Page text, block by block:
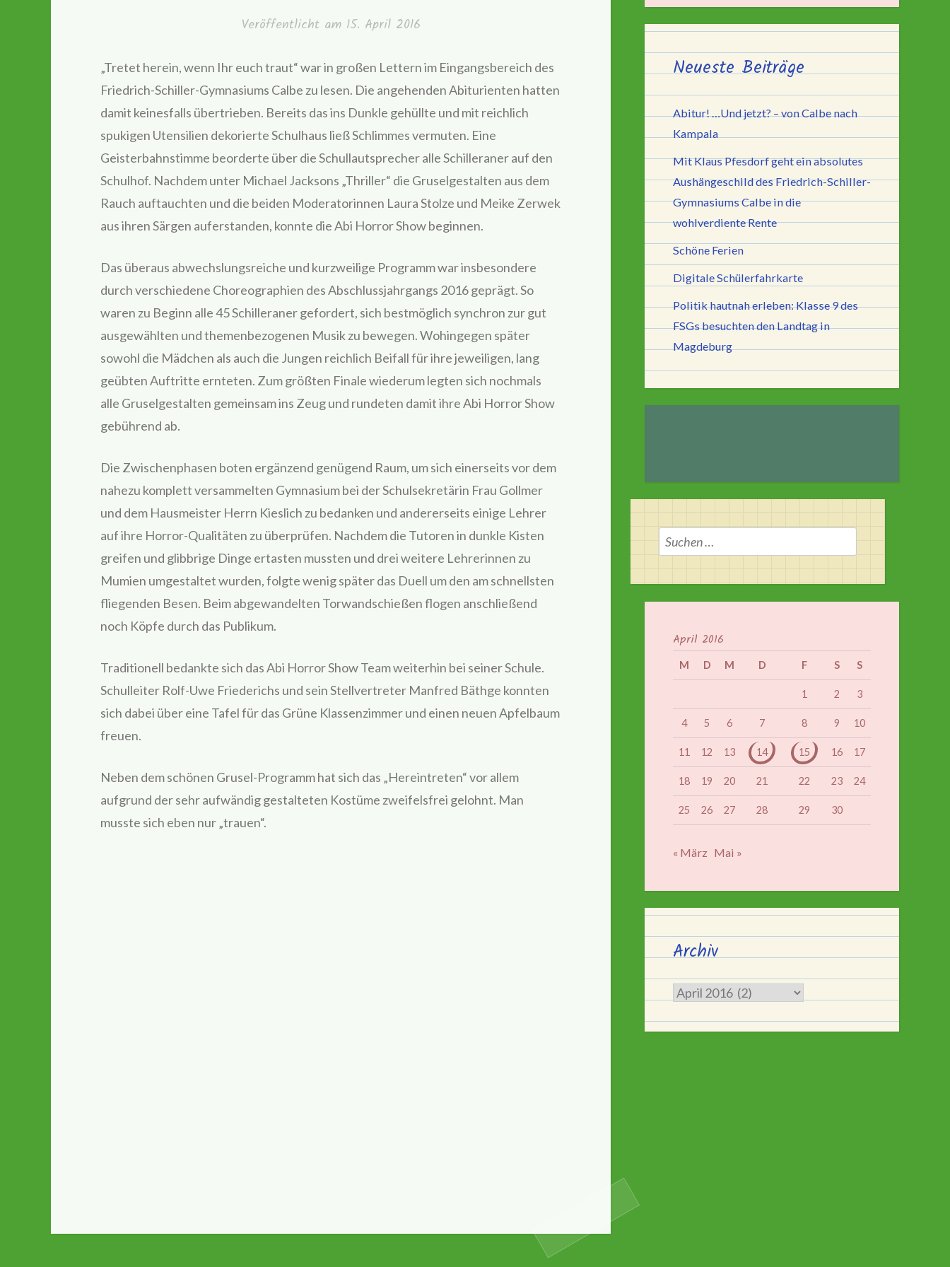
Veröffentlicht am 15. April 2016
„Tretet herein, wenn Ihr euch traut“ war in großen Lettern im Eingangsbereich des
Friedrich-Schiller-Gymnasiums Calbe zu lesen. Die angehenden Abiturienten hatten
damit keinesfalls übertrieben. Bereits das ins Dunkle gehüllte und mit reichlich
spukigen Utensilien dekorierte Schulhaus ließ Schlimmes vermuten. Eine
Geisterbahnstimme beorderte über die Schullautsprecher alle Schilleraner auf den
Schulhof. Nachdem unter Michael Jacksons „Thriller“ die Gruselgestalten aus dem
Rauch auftauchten und die beiden Moderatorinnen Laura Stolze und Meike Zerwek
aus ihren Särgen auferstanden, konnte die Abi Horror Show beginnen.
Das überaus abwechslungsreiche und kurzweilige Programm war insbesondere
durch verschiedene Choreographien des Abschlussjahrgangs 2016 geprägt. So
waren zu Beginn alle 45 Schilleraner gefordert, sich bestmöglich synchron zur gut
ausgewählten und themenbezogenen Musik zu bewegen. Wohingegen später
sowohl die Mädchen als auch die Jungen reichlich Beifall für ihre jeweiligen, lang
geübten Auftritte ernteten. Zum größten Finale wiederum legten sich nochmals
alle Gruselgestalten gemeinsam ins Zeug und rundeten damit ihre Abi Horror Show
gebührend ab.
Die Zwischenphasen boten ergänzend genügend Raum, um sich einerseits vor dem
nahezu komplett versammelten Gymnasium bei der Schulsekretärin Frau Gollmer
und dem Hausmeister Herrn Kieslich zu bedanken und andererseits einige Lehrer
auf ihre Horror-Qualitäten zu überprüfen. Nachdem die Tutoren in dunkle Kisten
greifen und glibbrige Dinge ertasten mussten und drei weitere Lehrerinnen zu
Mumien umgestaltet wurden, folgte wenig später das Duell um den am schnellsten
fliegenden Besen. Beim abgewandelten Torwandschießen flogen anschließend
noch Köpfe durch das Publikum.
Traditionell bedankte sich das Abi Horror Show Team weiterhin bei seiner Schule.
Schulleiter Rolf-Uwe Friederichs und sein Stellvertreter Manfred Bäthge konnten
sich dabei über eine Tafel für das Grüne Klassenzimmer und einen neuen Apfelbaum
freuen.
Neben dem schönen Grusel-Programm hat sich das „Hereintreten“ vor allem
aufgrund der sehr aufwändig gestalteten Kostüme zweifelsfrei gelohnt. Man
musste sich eben nur „trauen“.
Neueste Beiträge
Abitur! …Und jetzt? – von Calbe nach
Kampala
Mit Klaus Pfesdorf geht ein absolutes
Aushängeschild des Friedrich-Schiller-
Gymnasiums Calbe in die
wohlverdiente Rente
Schöne Ferien
Digitale Schülerfahrkarte
Politik hautnah erleben: Klasse 9 des
FSGs besuchten den Landtag in
Magdeburg
Suchen
nach:
April 2016
M D M D F S S
1 2 3
4 5 6 7 8 9 10
11 12 13 14 15 16 17
18 19 20 21 22 23 24
25 26 27 28 29 30
« März Mai »
Archiv
Archiv